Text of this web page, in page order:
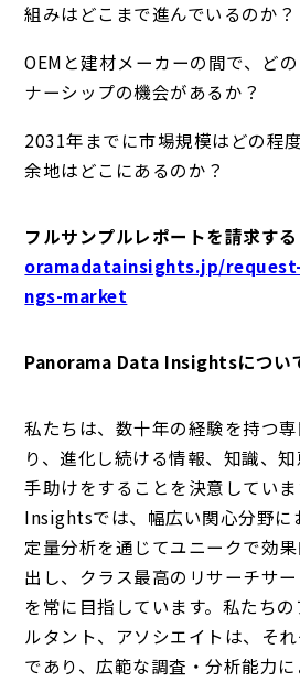
組みはどこまで進んでいるのか？
OEMと建材メーカーの間で、ど
ナーシップの機会があるか？
2031年までに市場規模はどの程
余地はどこにあるのか？
フルサンプルレポートを請求す
oramadatainsights.jp/
ngs-market
Panorama Data Insightsについ
私たちは、数十年の経験を持つ
り、進化し続ける情報、知識、
手助けをすることを決意してい
Insightsでは、幅広い関心分野に
定量分析を通じてユニークで効
出し、クラス最高のリサーチサ
を常に目指しています。私たち
ルタント、アソシエイトは、そ
であり、広範な調査・分析能力